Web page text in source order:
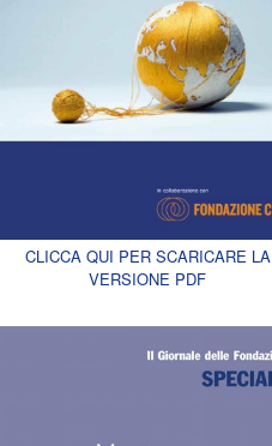
CLICCA QUI PER SCARICARE LA
VERSIONE PDF